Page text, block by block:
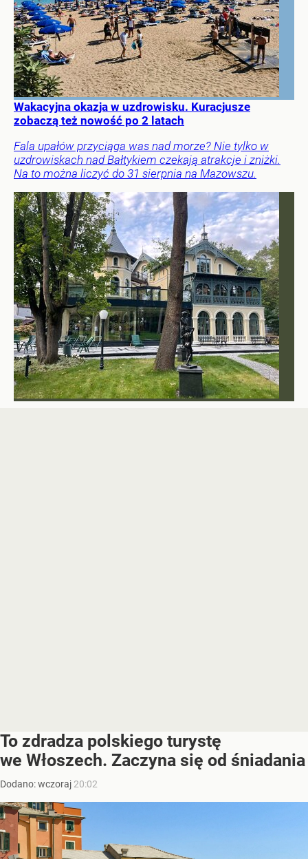
Wakacyjna okazja w uzdrowisku. Kuracjusze
zobaczą też nowość po 2 latach
Fala upałów przyciąga was nad morze? Nie tylko w
uzdrowiskach nad Bałtykiem czekają atrakcje i zniżki.
Na to można liczyć do 31 sierpnia na Mazowszu.
To zdradza polskiego turystę
we Włoszech. Zaczyna się od śniadania
Dodano:wczoraj 20:02